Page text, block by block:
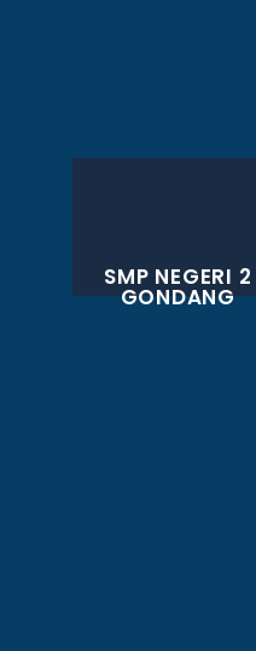
SMP NEGERI 2
GONDANG